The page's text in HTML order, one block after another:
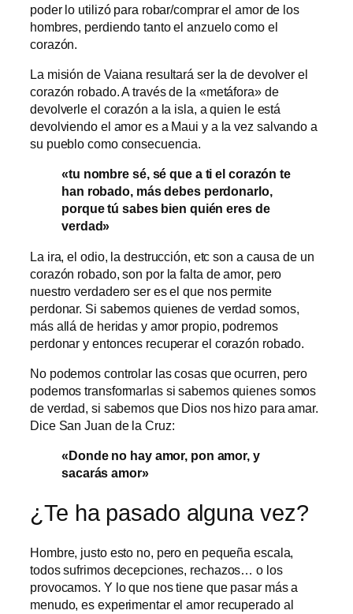
poder lo utilizó para robar/comprar el amor de los
hombres, perdiendo tanto el anzuelo como el
corazón.
La misión de Vaiana resultará ser la de devolver el
corazón robado. A través de la «metáfora» de
devolverle el corazón a la isla, a quien le está
devolviendo el amor es a Maui y a la vez salvando a
su pueblo como consecuencia.
«tu nombre sé, sé que a ti el corazón te
han robado, más debes perdonarlo,
porque tú sabes bien quién eres de
verdad»
La ira, el odio, la destrucción, etc son a causa de un
corazón robado, son por la falta de amor, pero
nuestro verdadero ser es el que nos permite
perdonar. Si sabemos quienes de verdad somos,
más allá de heridas y amor propio, podremos
perdonar y entonces recuperar el corazón robado.
No podemos controlar las cosas que ocurren, pero
podemos transformarlas si sabemos quienes somos
de verdad, si sabemos que Dios nos hizo para amar.
Dice San Juan de la Cruz:
«Donde no hay amor, pon amor, y
sacarás amor»
¿Te ha pasado alguna vez?
Hombre, justo esto no, pero en pequeña escala,
todos sufrimos decepciones, rechazos… o los
provocamos. Y lo que nos tiene que pasar más a
menudo, es experimentar el amor recuperado al